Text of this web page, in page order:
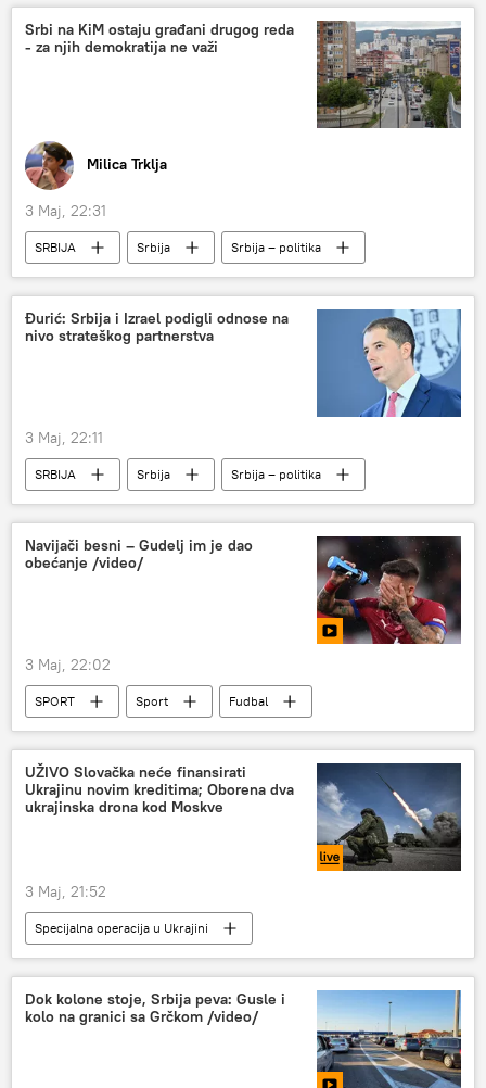
Ormuski moreuz
Srbi na KiM ostaju građani drugog reda
- za njih demokratija ne važi
Milica Trklja
3 Maj, 22:31
SRBIJA Srbija
Srbija – politika
Kosovo i Metohija (KiM)
Milovan Drecun
Srpska lista
Đurić: Srbija i Izrael podigli odnose na
nivo strateškog partnerstva
3 Maj, 22:11
SRBIJA Srbija
Srbija – politika
Izrael
Marko Đurić
Navijači besni – Gudelj im je dao
obećanje /video/
3 Maj, 22:02
SPORT Sport Fudbal
UŽIVO Slovačka neće finansirati
Ukrajinu novim kreditima; Oborena dva
ukrajinska drona kod Moskve
3 Maj, 21:52
Specijalna operacija u Ukrajini
Specijalna vojna operacija u Ukrajini – vesti
Specijalna vojna operacija u Ukrajini – uživo
Rusija
Ukrajina
Dok kolone stoje, Srbija peva: Gusle i
kolo na granici sa Grčkom /video/